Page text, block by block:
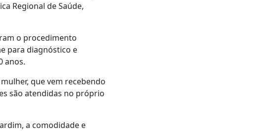
Regional de Saúde,
o procedimento
para diagnóstico e
anos.
que vem recebendo
são atendidas no próprio
a comodidade e